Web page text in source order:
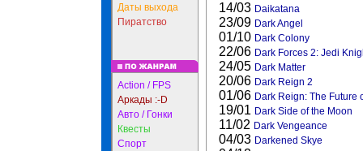
Даты выхода
Пиратство
Action / FPS
Аркады :-D
Авто / Гонки
Квесты
Спорт
14/03 Daikatana
23/09 Dark Angel
01/10 Dark Colony
22/06 Dark Forces 2: Jedi
24/05 Dark Matter
20/06 Dark Reign 2
01/06 Dark Reign: The Future
19/01 Dark Side of the Moon
11/02 Dark Vengeance
04/03 Darkened Skye